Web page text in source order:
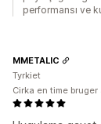
performansı ve
MMETALIC
Tyrkiet
Cirka en time bruger